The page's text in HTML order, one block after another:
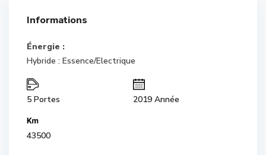
Informations
Énergie :
Hybride : Essence/Electrique
5 Portes 2019 Année
43500